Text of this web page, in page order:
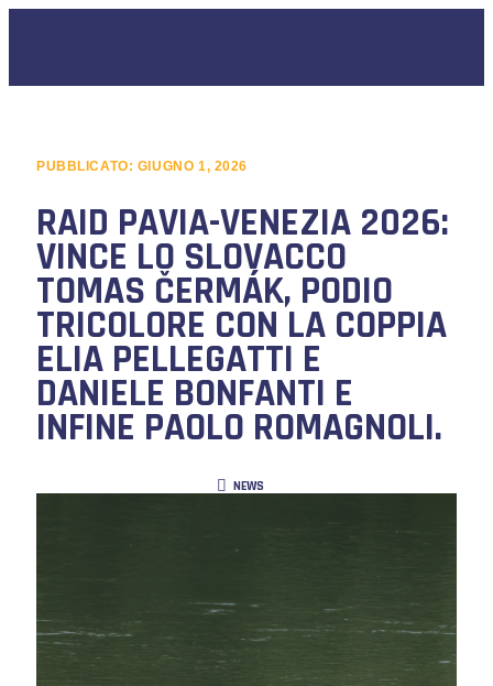
PUBBLICATO: GIUGNO 1, 2026
RAID PAVIA-VENEZIA 2026:
VINCE LO SLOVACCO
TOMAS ČERMÁK, PODIO
TRICOLORE CON LA COPPIA
ELIA PELLEGATTI E
DANIELE BONFANTI E
INFINE PAOLO ROMAGNOLI.
NEWS